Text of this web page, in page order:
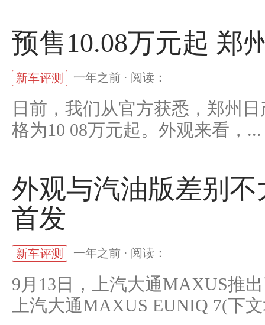
预售10.08万元起 郑
新车评测 一年之前 · 阅读：
日前，我们从官方获悉，郑州
格为10 08万元起。外观来看，...
外观与汽油版差别
首发
新车评测 一年之前 · 阅读：
9月13日，上汽大通MAXUS推
上汽大通MAXUS EUNIQ 7(下